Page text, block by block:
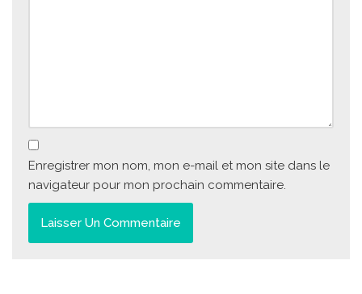
Enregistrer mon nom, mon e-mail et mon site dans le
navigateur pour mon prochain commentaire.